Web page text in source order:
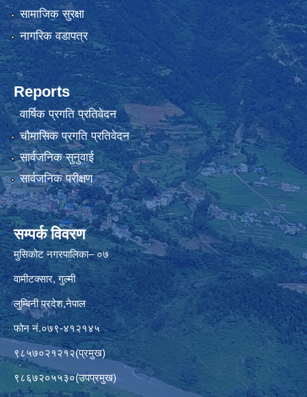
सामाजिक सुरक्षा
नागरिक वडापत्र
Reports
वार्षिक प्रगति प्रतिवेदन
चौमासिक प्रगति प्रतिवेदन
सार्वजनिक सुनुवाई
सार्वजनिक परीक्षण
सम्पर्क विवरण
मुसिकोट नगरपालिका– ०७
वामीटक्सार, गुल्मी
लुम्बिनी प्रदेश,नेपाल
फोन नं.०७९-४१२१४५
९८५७०२१२१२(प्रमुख)
९८६७२०५५३०(उपप्रमुख)